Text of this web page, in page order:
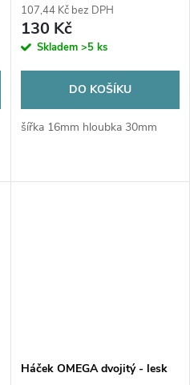
107,44 Kč bez DPH
130 Kč
Skladem >5 ks
DO KOŠÍKU
šířka 16mm hloubka 30mm
Háček OMEGA dvojitý - lesk